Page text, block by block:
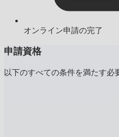
オンライン申請の完了
申請資格
以下のすべての条件を満たす必